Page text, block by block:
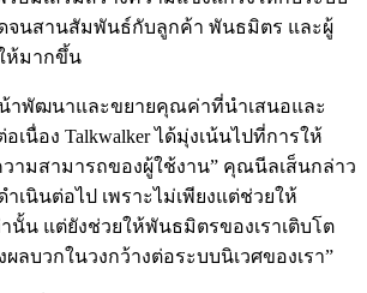
จนสานสัมพันธ์กับลูกค้า พันธมิตร และผู้
ห้มากขึ้น
าพัฒนาและขยายคุณค่าที่นำเสนอและ
เนื่อง Talkwalker ได้มุ่งเน้นไปที่การให้
ามสามารถของผู้ใช้งาน” คุณนีลเส็นกล่าว
เนินต่อไป เพราะไม่เพียงแต่ช่วยให้
านั้น แต่ยังช่วยให้พันธมิตรของเราเติบโต
ผลบวกในวงกว้างต่อระบบนิเวศของเรา”